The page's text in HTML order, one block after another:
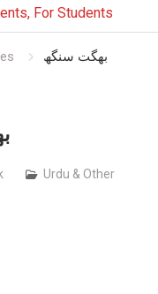
For Students
بھگت سنگھ
Urdu & Other